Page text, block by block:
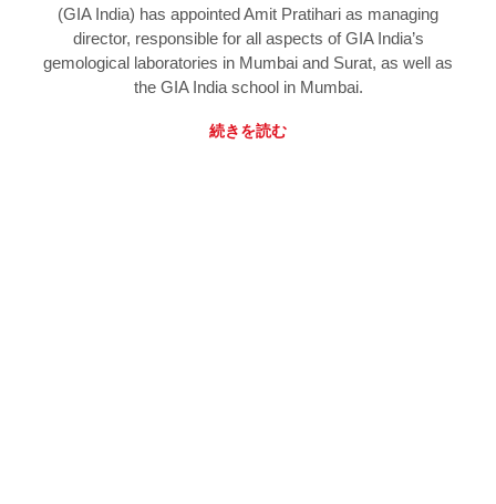
(GIA India) has appointed Amit Pratihari as managing
director, responsible for all aspects of GIA India’s
gemological laboratories in Mumbai and Surat, as well as
the GIA India school in Mumbai.
続きを読む